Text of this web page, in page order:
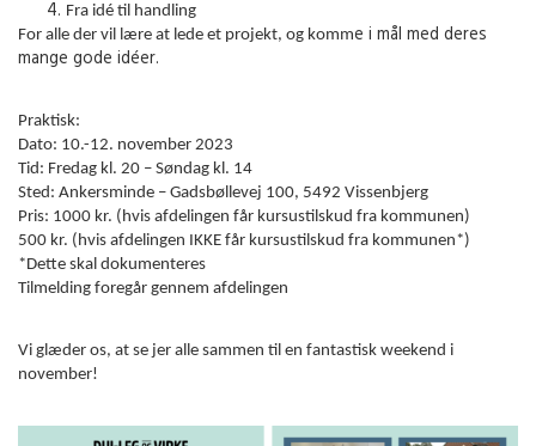
Fra idé til handling
For alle der vil lære at lede et projekt, og komme i mål med deres
mange gode idéer.
Praktisk:
Dato: 10.-12. november 2023
Tid: Fredag kl. 20 – Søndag kl. 14
Sted: Ankersminde – Gadsbøllevej 100, 5492 Vissenbjerg
Pris: 1000 kr. (hvis afdelingen får kursustilskud fra kommunen)
500 kr. (hvis afdelingen IKKE får kursustilskud fra kommunen*)
*Dette skal dokumenteres
Tilmelding foregår gennem afdelingen
Vi glæder os, at se jer alle sammen til en fantastisk weekend i
november!